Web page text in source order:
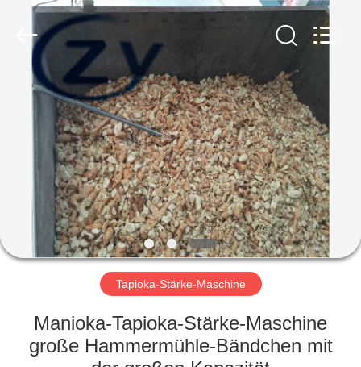
HAUS
PRODUKTE
ÜBER
FABRIK-
AUSFLUG
QUALITÄTSKONTROLLE
Machinery
Reserved.
Tapioka-Stärke-Maschine
Manioka-Tapioka-Stärke-Maschine
große Hammermühle-Bändchen mit